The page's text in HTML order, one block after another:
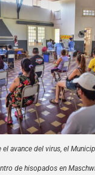
el avance del virus, el
de hisopados en